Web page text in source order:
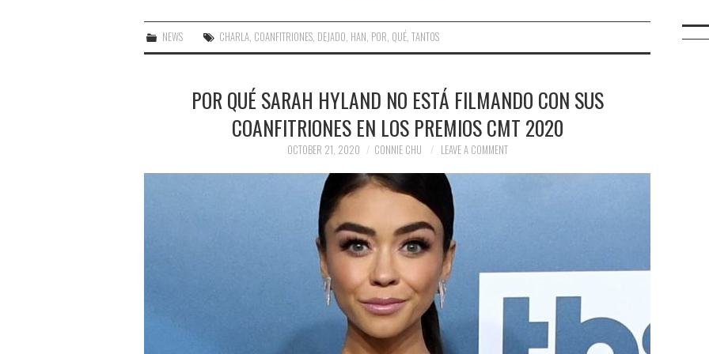
NEWS CHARLA, COANFITRIONES, DEJADO, HAN, POR, QUÉ,TANTOS
POR QUÉ SARAH HYLAND NO ESTÁ FILMANDO CON SUS
COANFITRIONES EN LOS PREMIOS CMT 2020
OCTOBER 21, 2020 CONNIE CHU LEAVE A COMMENT